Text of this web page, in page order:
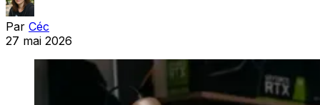
Par Céc
27 mai 2026